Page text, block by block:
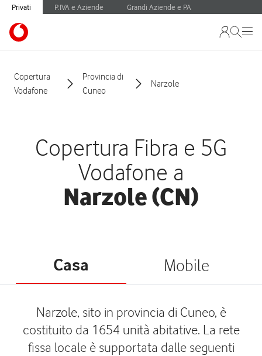
Privati P.IVA e Aziende Grandi Aziende e PA
Copertura
Vodafone
Provincia di
Cuneo
Narzole
Copertura Fibra e 5G
Vodafone a
Narzole (CN)
Casa Mobile
Narzole, sito in provincia di Cuneo, è
costituito da 1654 unità abitative. La rete
fissa locale è supportata dalle seguenti